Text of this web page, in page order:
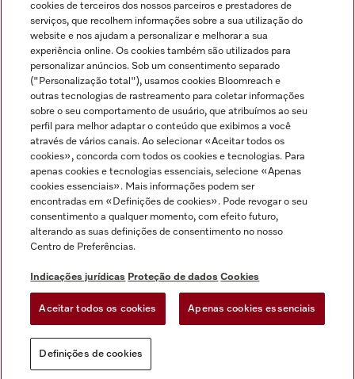
Indicações jurídicas
Condições gerais
Proteção de dados
Condições de utilização
Canal de Ética
Formulário de livre resolução
Miele no Instagram
Miele no Facebook
Miele no Youtube
cookies de terceiros dos nossos parceiros e prestadores de
serviços, que recolhem informações sobre a sua utilização do
website e nos ajudam a personalizar e melhorar a sua
experiência online. Os cookies também são utilizados para
personalizar anúncios. Sob um consentimento separado
("Personalização total"), usamos cookies Bloomreach e
outras tecnologias de rastreamento para coletar informações
sobre o seu comportamento de usuário, que atribuímos ao seu
perfil para melhor adaptar o conteúdo que exibimos a você
através de vários canais. Ao selecionar «Aceitar todos os
cookies», concorda com todos os cookies e tecnologias. Para
apenas cookies e tecnologias essenciais, selecione «Apenas
cookies essenciais». Mais informações podem ser
encontradas em «Definições de cookies». Pode revogar o seu
consentimento a qualquer momento, com efeito futuro,
alterando as suas definições de consentimento no nosso
Centro de Preferências.
Indicações jurídicas Proteção de dados Cookies
Aceitar todos os cookies Apenas cookies essenciais
Definições de cookies